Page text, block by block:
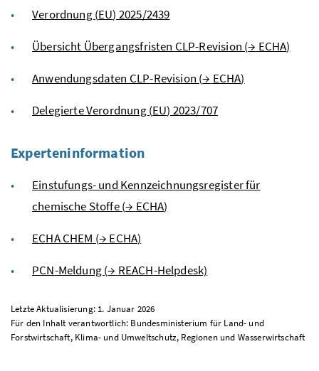
Verordnung (EU) 2025/2439
Übersicht Übergangsfristen CLP-Revision (→ ECHA)
Anwendungsdaten CLP-Revision (→ ECHA)
Delegierte Verordnung (EU) 2023/707
Experteninformation
Einstufungs- und Kennzeichnungsregister für
chemische Stoffe (→ ECHA)
ECHACHEM (→ ECHA)
PCN-Meldung (→ REACH-Helpdesk)
Letzte Aktualisierung: 1. Januar 2026
Für den Inhalt verantwortlich: Bundesministerium für Land- und
Forstwirtschaft, Klima- und Umweltschutz, Regionen und Wasserwirtschaft